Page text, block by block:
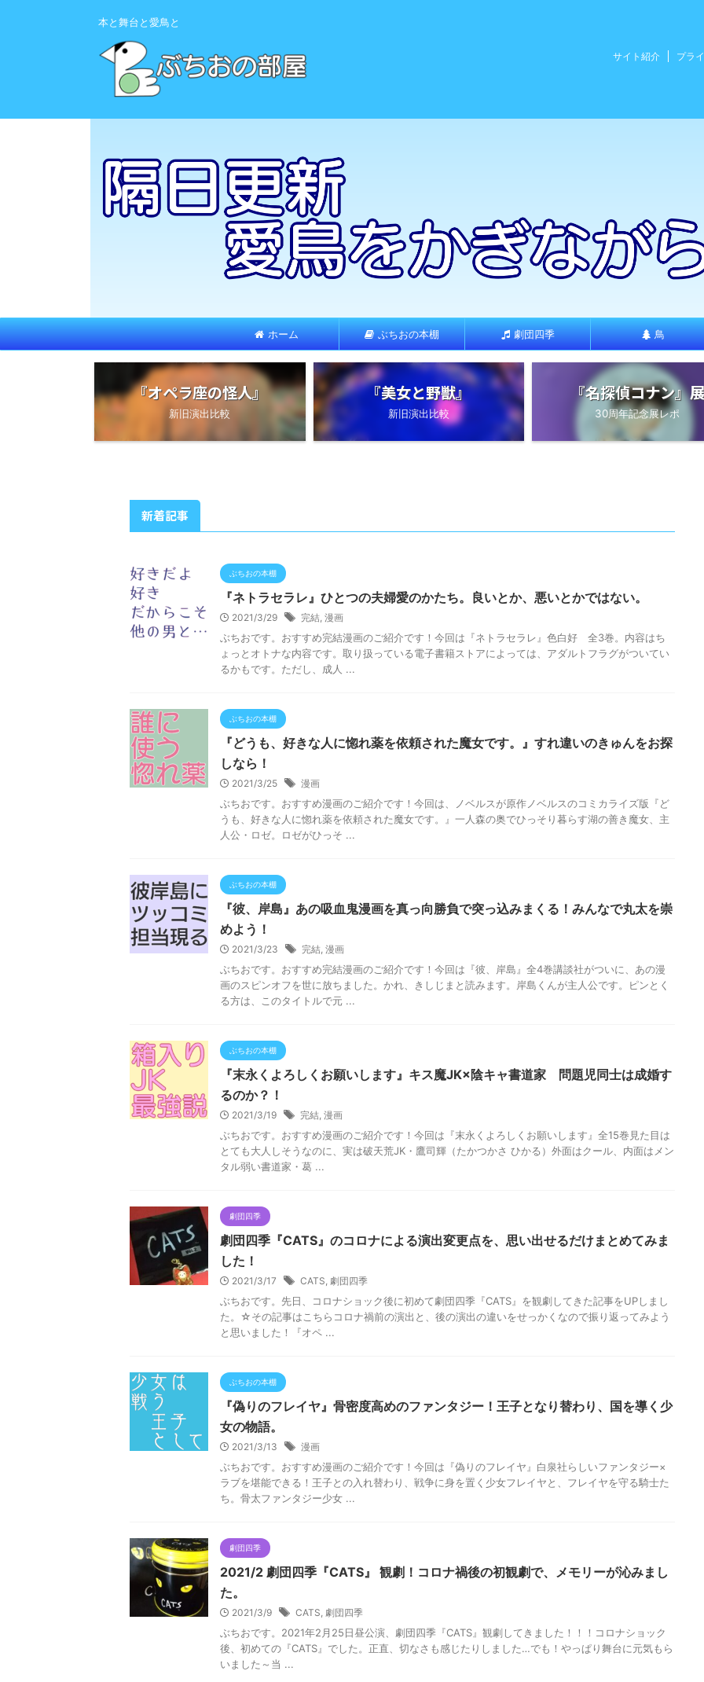
本と舞台と愛鳥と
サイト紹介 プラ
ホーム ぶちおの本棚 劇団四季 鳥
『オペラ座の怪人』
新旧演出比較
『美女と野獣』
新旧演出比較
『名探偵コナン』展
30周年記念展レポ
新着記事
ぶちおの本棚
『ネトラセラレ』ひとつの夫婦愛のかたち。良いとか、悪いとかではない。
2021/3/29 完結, 漫画
ぶちおです。おすすめ完結漫画のご紹介です！今回は『ネトラセラレ』色白好 全3巻。内容はち
ょっとオトナな内容です。取り扱っている電子書籍ストアによっては、アダルトフラグがついてい
るかもです。ただし、成人 ...
ぶちおの本棚
『どうも、好きな人に惚れ薬を依頼された魔女です。』すれ違いのきゅんをお探
しなら！
2021/3/25 漫画
ぶちおです。おすすめ漫画のご紹介です！今回は、ノベルスが原作ノベルスのコミカライズ版『ど
うも、好きな人に惚れ薬を依頼された魔女です。』一人森の奥でひっそり暮らす湖の善き魔女、主
人公・ロゼ。ロゼがひっそ ...
ぶちおの本棚
『彼、岸島』あの吸血鬼漫画を真っ向勝負で突っ込みまくる！みんなで丸太を崇
めよう！
2021/3/23 完結, 漫画
ぶちおです。おすすめ完結漫画のご紹介です！今回は『彼、岸島』全4巻講談社がついに、あの漫
画のスピンオフを世に放ちました。かれ、きしじまと読みます。岸島くんが主人公です。ピンとく
る方は、このタイトルで元 ...
ぶちおの本棚
『末永くよろしくお願いします』キス魔JK×陰キャ書道家 問題児同士は成婚す
るのか？！
2021/3/19 完結, 漫画
ぶちおです。おすすめ漫画のご紹介です！今回は『末永くよろしくお願いします』全15巻見た目は
とても大人しそうなのに、実は破天荒JK・鷹司輝（たかつかさ ひかる）外面はクール、内面はメン
タル弱い書道家・葛 ...
劇団四季
劇団四季『CATS』のコロナによる演出変更点を、思い出せるだけまとめてみま
した！
2021/3/17 CATS, 劇団四季
ぶちおです。先日、コロナショック後に初めて劇団四季『CATS』を観劇してきた記事をUPしまし
た。☆その記事はこちらコロナ禍前の演出と、後の演出の違いをせっかくなので振り返ってみよう
と思いました！『オペ ...
ぶちおの本棚
『偽りのフレイヤ』骨密度高めのファンタジー！王子となり替わり、国を導く少
女の物語。
2021/3/13 漫画
ぶちおです。おすすめ漫画のご紹介です！今回は『偽りのフレイヤ』白泉社らしいファンタジー×
ラブを堪能できる！王子との入れ替わり、戦争に身を置く少女フレイヤと、フレイヤを守る騎士た
ち。骨太ファンタジー少女 ...
劇団四季
2021/2 劇団四季『CATS』 観劇！コロナ禍後の初観劇で、メモリーが沁みまし
た。
2021/3/9 CATS, 劇団四季
ぶちおです。2021年2月25日昼公演、劇団四季『CATS』観劇してきました！！！コロナショック
後、初めての『CATS』でした。正直、切なさも感じたりしました…でも！やっぱり舞台に元気もら
いました～当 ...